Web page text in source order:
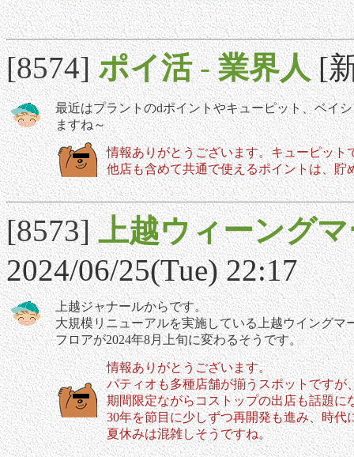
[8574]ポイ活-業界人 [
最近はプラントのdポイントやキューピット、ベイ
ますね～
情報ありがとうございます。キューピッ
他店も含めて共通で使えるポイントは、
[8573]上越ウィーング
2024/06/25(Tue) 22:17
上越ジャナールからです。
大規模リニューアルを実施している上越ウイング
フロアが2024年8月上旬に変わるそうです。
情報ありがとうございます。
パティオも多種店舗が揃うスポットですが
期間限定ながらコストップの出店も話題に
30年を節目に少しずつ再開発も進み、時
夏休みは混雑しそうですね。